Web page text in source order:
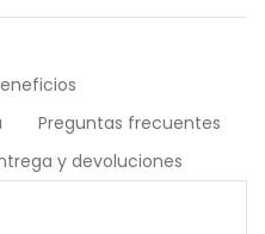
Preguntas frecuentes
y devoluciones